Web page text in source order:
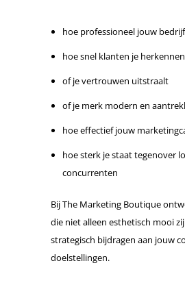
hoe professioneel jouw
hoe snel klanten je herkennen
of je vertrouwen uitstraalt
of je merk modern en
hoe effectief jouw
hoe sterk je staat tegenover
concurrenten
Bij The Marketing Boutique
die niet alleen esthetisch mooi
strategisch bijdragen aan jouw
doelstellingen.